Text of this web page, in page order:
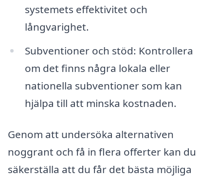
systemets effektivitet och
långvarighet.
Subventioner och stöd: Kontrollera
om det finns några lokala eller
nationella subventioner som kan
hjälpa till att minska kostnaden.
Genom att undersöka alternativen
noggrant och få in flera offerter kan du
säkerställa att du får det bästa möjliga